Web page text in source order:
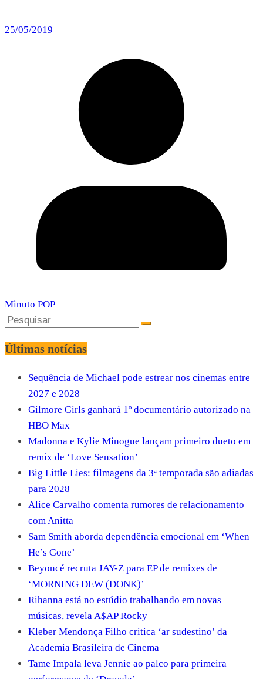
25/05/2019
Minuto POP
Últimas notícias
Sequência de Michael pode estrear nos cinemas entre
2027 e 2028
Gilmore Girls ganhará 1º documentário autorizado na
HBO Max
Madonna e Kylie Minogue lançam primeiro dueto em
remix de ‘Love Sensation’
Big Little Lies: filmagens da 3ª temporada são adiadas
para 2028
Alice Carvalho comenta rumores de relacionamento
com Anitta
Sam Smith aborda dependência emocional em ‘When
He’s Gone’
Beyoncé recruta JAY-Z para EP de remixes de
‘MORNING DEW (DONK)’
Rihanna está no estúdio trabalhando em novas
músicas, revela A$AP Rocky
Kleber Mendonça Filho critica ‘ar sudestino’ da
Academia Brasileira de Cinema
Tame Impala leva Jennie ao palco para primeira